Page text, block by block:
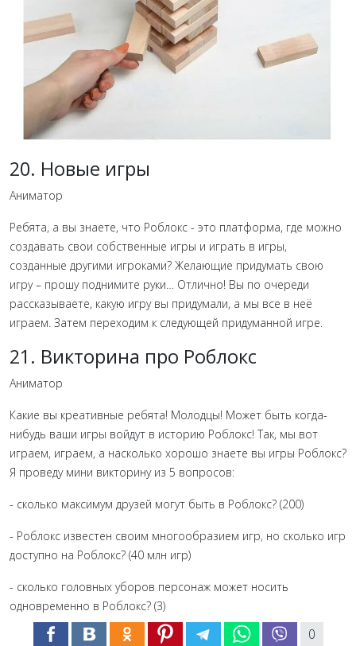
20. Новые игры
Аниматор
Ребята, а вы знаете, что Роблокс - это платформа, где можно
создавать свои собственные игры и играть в игры,
созданные другими игроками? Желающие придумать свою
игру – прошу поднимите руки… Отлично! Вы по очереди
рассказываете, какую игру вы придумали, а мы все в неё
играем. Затем переходим к следующей придуманной игре.
21. Викторина про Роблокс
Аниматор
Какие вы креативные ребята! Молодцы! Может быть когда-
нибудь ваши игры войдут в историю Роблокс! Так, мы вот
играем, играем, а насколько хорошо знаете вы игры Роблокс?
Я проведу мини викторину из 5 вопросов:
- сколько максимум друзей могут быть в Роблокс? (200)
- Роблокс известен своим многообразием игр, но сколько игр
доступно на Роблокс? (40 млн игр)
- сколько головных уборов персонаж может носить
одновременно в Роблокс? (3)
- какой номер выдается гостю? (Рандомный) 0